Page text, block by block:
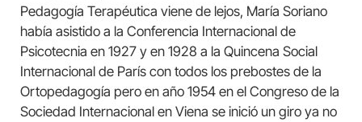
Pedagogía Terapéutica viene de lejos, María Soriano
había asistido a la Conferencia Internacional de
Psicotecnia en 1927 y en 1928 a la Quincena Social
Internacional de París con todos los prebostes de la
Ortopedagogía pero en año 1954 en el Congreso de la
Sociedad Internacional en Viena se inició un giro ya no